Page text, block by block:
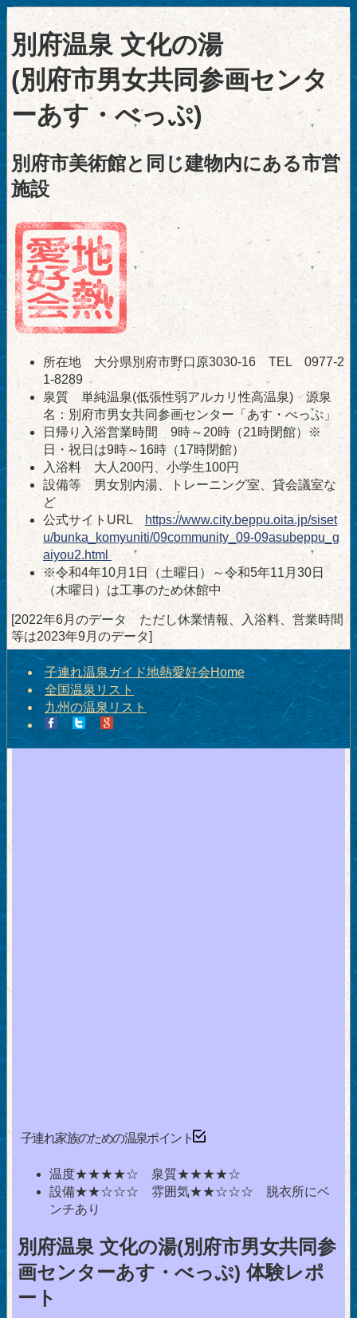
別府温泉 文化の湯
(別府市男女共同参画センタ
ーあす・べっぷ)
別府市美術館と同じ建物内にある市営
施設
所在地 大分県別府市野口原3030-16 TEL 0977-2
1-8289
泉質 単純温泉(低張性弱アルカリ性高温泉) 源泉
名：別府市男女共同参画センター「あす・べっぷ」
日帰り入浴営業時間 9時～20時（21時閉館）※
日・祝日は9時～16時（17時閉館）
入浴料 大人200円、小学生100円
設備等 男女別内湯、トレーニング室、貸会議室な
ど
公式サイトURL https://www.city.beppu.oita.jp/siset
u/bunka_komyuniti/09community_09-09asubeppu_g
aiyou2.html
※令和4年10月1日（土曜日）～令和5年11月30日
（木曜日）は工事のため休館中
[2022年6月のデータ ただし休業情報、入浴料、営業時間
等は2023年9月のデータ]
子連れ温泉ガイド地熱愛好会Home
全国温泉リスト
九州の温泉リスト
子連れ家族のための温泉ポイント
温度★★★★☆ 泉質★★★★☆
設備★★☆☆☆ 雰囲気★★☆☆☆ 脱衣所にベ
ンチあり
別府温泉 文化の湯(別府市男女共同参
画センターあす・べっぷ) 体験レポ
ート